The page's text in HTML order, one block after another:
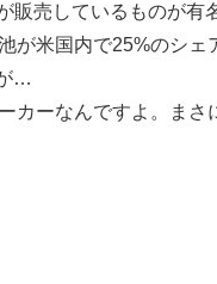
販売しているものが有
が米国内で25%のシェ
…
カーなんですよ。まさ